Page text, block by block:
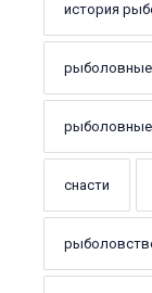
история
рыболовные
снасти